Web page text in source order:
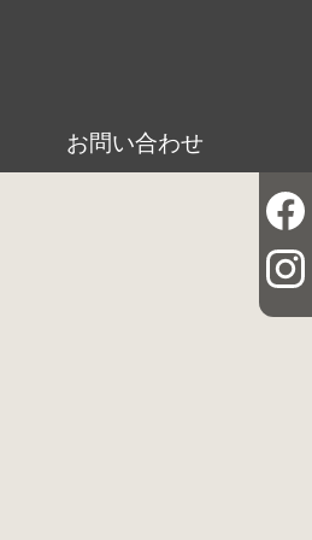
お問い合わせ